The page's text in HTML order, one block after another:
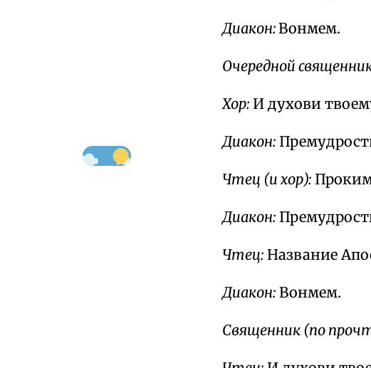
Диакон:Вонмем.
Очередной
Хор: И духови
Диакон:
Чтец (и хор):
Диакон:
Чтец: Название
Диакон: Вонмем.
Священник (по